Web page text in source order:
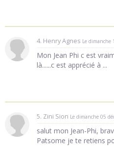
4. Henry Agnes Le dimanche
Mon Jean Phi c est
là......c est apprécié à ...
5. Zini Sion Le dimanche 05
salut mon Jean-Phi,
Patsome je te retiens